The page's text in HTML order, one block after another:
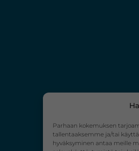
Parhaan kokemuksen
tallentaaksemme ja/tai
hyväksyminen antaa meille